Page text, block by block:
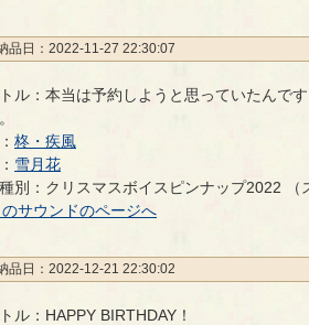
品日：2022-11-27 22:30:07
約しようと思っていたんです。はい、その
ル：本当は予約しようと思っていたんで
柊・疾風
雪月花
別：クリスマスボイスピンナップ2022 （
のサウンドのページへ
品日：2022-12-21 22:30:02
ル：HAPPY BIRTHDAY！